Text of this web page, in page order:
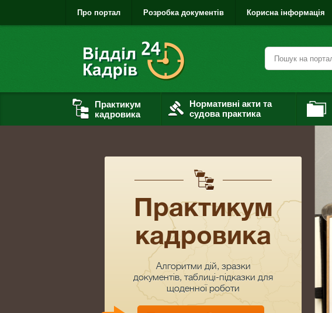
Про портал Розробка документів Корисна інформація
Практикум
кадровика
Нормативні акти та
судова практика
Практикум
кадровика
Aлгоритми дій, зразки
документів, таблиці-підказки для
щоденної роботи